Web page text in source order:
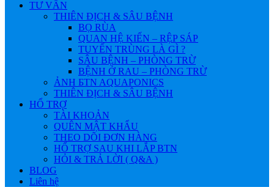
TƯ VẤN
THIÊN ĐỊCH & SÂU BỆNH
BỌ RÙA
QUAN HỆ KIẾN – RỆP SÁP
TUYẾN TRÙNG LÀ GÌ ?
SÂU BỆNH – PHÒNG TRỪ
BỆNH Ở RAU – PHÒNG TRỪ
ẢNH БTN AQUAPONICS
THIÊN ĐỊCH & SÂU BỆNH
HỔ TRỢ
TÀI KHOẢN
QUÊN MẬT KHẨU
THEO DÕI ĐƠN HÀNG
HỔ TRỢ SAU KHI LẮP BTN
HỎI & TRẢ LỜI ( Q&A )
BLOG
Liên hệ